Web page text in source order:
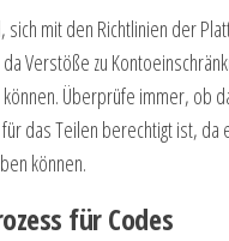
sich mit den Richtlinien der
Verstöße zu
Überprüfe immer, ob
das Teilen berechtigt ist, da
können.
für Codes